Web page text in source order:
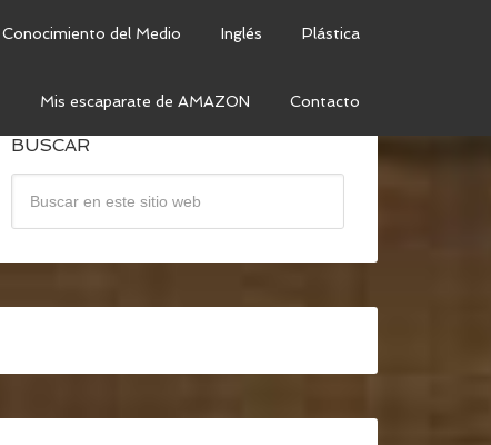
Conocimiento del Medio Inglés Plástica
Mis escaparate de AMAZON Contacto
BUSCAR